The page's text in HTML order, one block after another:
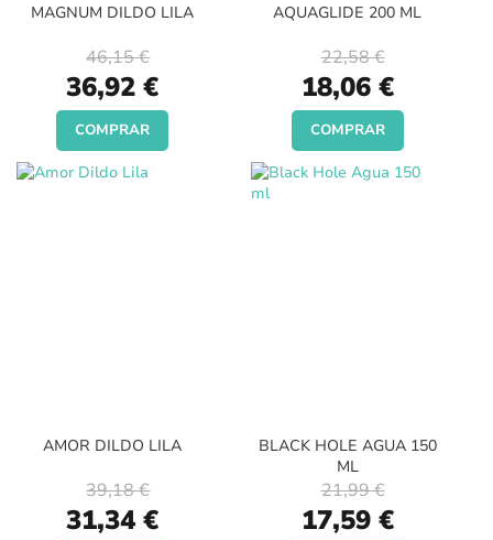
MAGNUM DILDO LILA
Special
Price
36,92 €
46,15 €
COMPRAR
AQUAGLIDE 200 ML
Special
Price
18,06 €
22,58 €
COMPRAR
AMOR DILDO LILA
Special
Price
31,34 €
39,18 €
BLACK HOLE AGUA 150
ML
Special
Price
17,59 €
21,99 €